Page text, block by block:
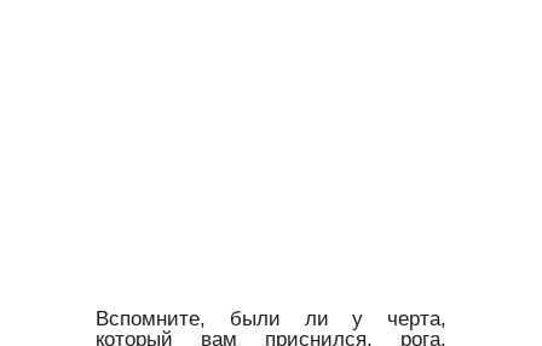
Вспомните, были ли у черта,
который вам приснился, рога,